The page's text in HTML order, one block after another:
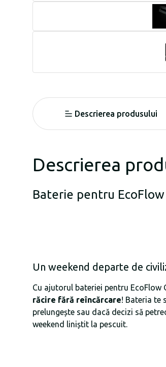
Descrierea produsului
Descrierea
Baterie pentru EcoFlow
Un weekend departe de
Cu ajutorul bateriei pentru EcoFlow
răcire fără reîncărcare! Bateria te
prelungește sau dacă decizi să
weekend liniștit la pescuit.